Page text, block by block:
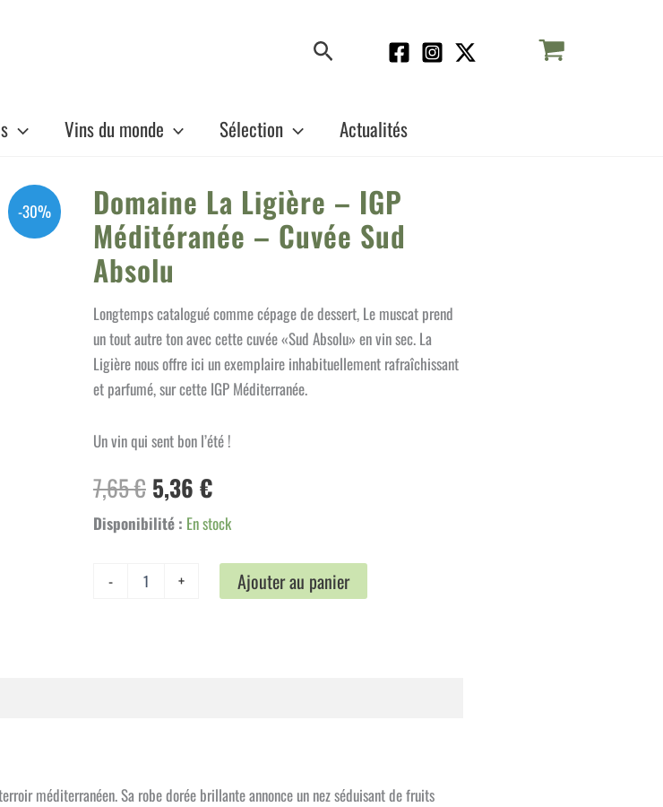
Rechercher
Vins du monde Sélection Actualités
-30%
Domaine La Ligière – IGP
Méditéranée – Cuvée Sud
Absolu
Longtemps catalogué comme cépage de dessert, Le muscat prend
un tout autre ton avec cette cuvée «Sud Absolu» en vin sec. La
Ligière nous offre ici un exemplaire inhabituellement rafraîchissant
et parfumé, sur cette IGP Méditerranée.
Un vin qui sent bon l’été !
7,65€ Le
prix
5,36 €Le
prix
actuel
est :
Disponibilité : En stock
- + Ajouter au panier
méditerranéen. Sa robe dorée brillante annonce un nez séduisant de fruits